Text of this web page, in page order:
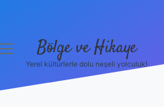
menüyü
Bölge ve Hikaye
Yerel kültürlerle dolu neşeli yolculuk!